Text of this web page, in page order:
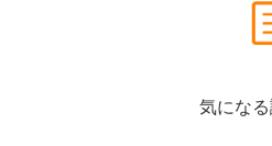
気にな